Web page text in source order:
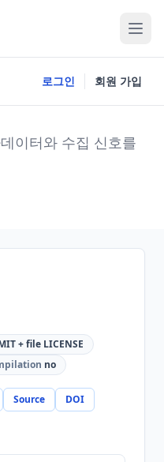
로그인 회원 가입
이터와 수집 신호를
+ file LICENSE
no
Source
DOI